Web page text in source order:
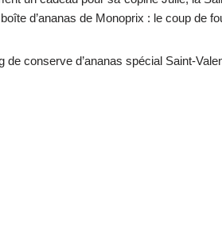
d’ananas de Monoprix : le coup
conserve d’ananas spécial Saint-